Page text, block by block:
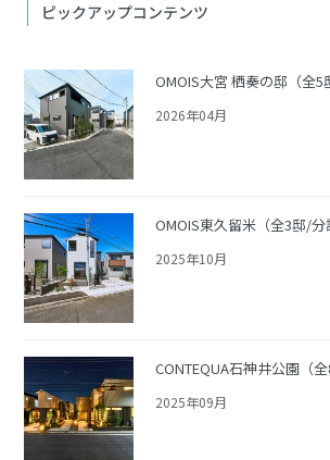
ピックアップコンテンツ
OMOIS大宮 栖奏の邸（全5
2026年04月
OMOIS東久留米（全3邸/分
2025年10月
CONTEQUA石神井公園（全
2025年09月